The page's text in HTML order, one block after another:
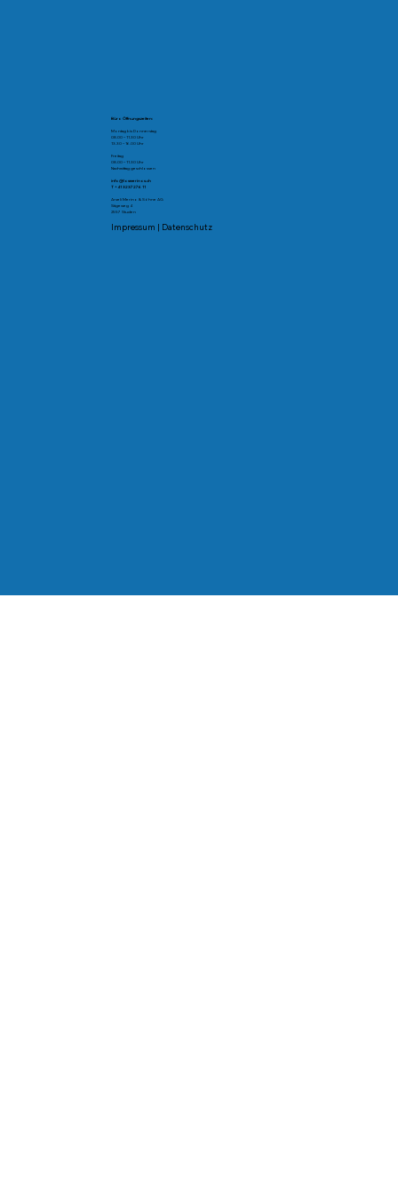
Büro Öffnungszeiten:
Montag bis Donnerstag
08.00 – 11.30 Uhr
13.30 – 16.00 Uhr
Freitag
08.00 – 11.30 Uhr
Nachmittag geschlossen
info@losmerinos.ch
T +41 32 372 76 11
Arseli Merino & Söhne AG
Sägeweg 4
2557 Studen
Impressum | Datenschutz